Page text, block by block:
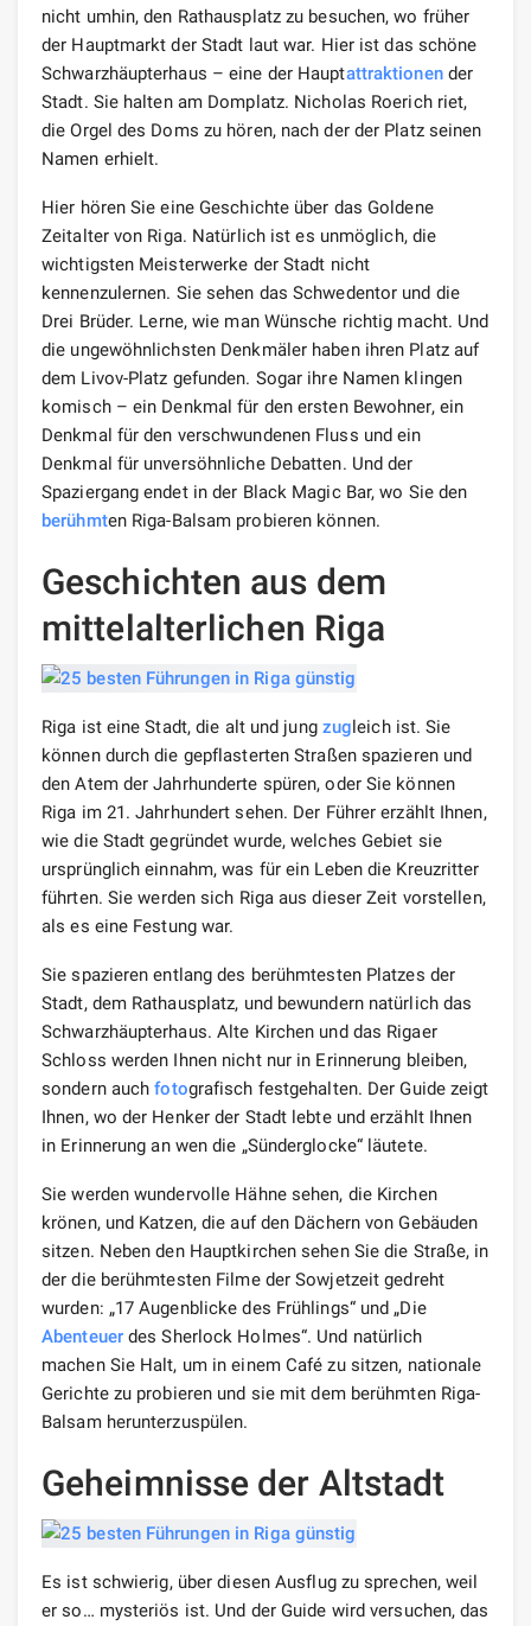
nicht umhin, den Rathausplatz zu besuchen, wo früher
der Hauptmarkt der Stadt laut war. Hier ist das schöne
Schwarzhäupterhaus – eine der Hauptattraktionender
Stadt. Sie halten am Domplatz. Nicholas Roerich riet,
die Orgel des Doms zu hören, nach der der Platz seinen
Namen erhielt.
Hier hören Sie eine Geschichte über das Goldene
Zeitalter von Riga. Natürlich ist es unmöglich, die
wichtigsten Meisterwerke der Stadt nicht
kennenzulernen. Sie sehen das Schwedentor und die
Drei Brüder. Lerne, wie man Wünsche richtig macht. Und
die ungewöhnlichsten Denkmäler haben ihren Platz auf
dem Livov-Platz gefunden. Sogar ihre Namen klingen
komisch – ein Denkmal für den ersten Bewohner, ein
Denkmal für den verschwundenen Fluss und ein
Denkmal für unversöhnliche Debatten. Und der
Spaziergang endet in der Black Magic Bar, wo Sie den
berühmten Riga-Balsam probieren können.
Geschichten aus dem
mittelalterlichen Riga
Riga ist eine Stadt, die alt und jung zugleich ist. Sie
können durch die gepflasterten Straßen spazieren und
den Atem der Jahrhunderte spüren, oder Sie können
Riga im 21. Jahrhundert sehen. Der Führer erzählt Ihnen,
wie die Stadt gegründet wurde, welches Gebiet sie
ursprünglich einnahm, was für ein Leben die Kreuzritter
führten. Sie werden sich Riga aus dieser Zeit vorstellen,
als es eine Festung war.
Sie spazieren entlang des berühmtesten Platzes der
Stadt, dem Rathausplatz, und bewundern natürlich das
Schwarzhäupterhaus. Alte Kirchen und das Rigaer
Schloss werden Ihnen nicht nur in Erinnerung bleiben,
sondern auchfotografisch festgehalten. Der Guide zeigt
Ihnen, wo der Henker der Stadt lebte und erzählt Ihnen
in Erinnerung an wen die „Sünderglocke“ läutete.
Sie werden wundervolle Hähne sehen, die Kirchen
krönen, und Katzen, die auf den Dächern von Gebäuden
sitzen. Neben den Hauptkirchen sehen Sie die Straße, in
der die berühmtesten Filme der Sowjetzeit gedreht
wurden: „17 Augenblicke des Frühlings“ und „Die
Abenteuerdes Sherlock Holmes“. Und natürlich
machen Sie Halt, um in einem Café zu sitzen, nationale
Gerichte zu probieren und sie mit dem berühmten Riga-
Balsam herunterzuspülen.
Geheimnisse der Altstadt
Es ist schwierig, über diesen Ausflug zu sprechen, weil
er so… mysteriös ist. Und der Guide wird versuchen, das